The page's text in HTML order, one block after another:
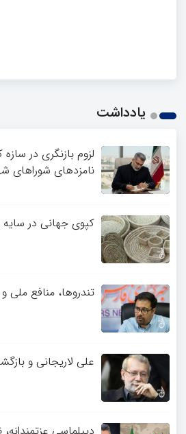
یادداشت
لزوم بازنگری در
نامزدهای شوراهای
کپوی جهانی در
تندروها، منافع ملی
علی لاریجانی و